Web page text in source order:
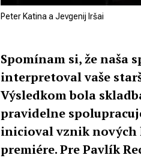
Peter Katina a Jevgenij Iršai
Spomínam si, že naša
interpretoval vaše
Výsledkom bola
pravidelne
inicioval vznik nových
premiére. Pre Pavlík